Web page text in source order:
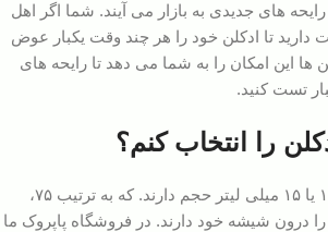
های جدیدی به بازار می آیند. شما اگر اهل
تا ادکلن خود را هر چند وقت یکبار عوض
ها این امکان را به شما می دهد تا رایحه های
تست کنید.
را انتخاب کنم؟
دست ریز ها عموما ۵، ۱۰ یا ۱۵ میلی لیتر حجم دارند. که به ترتیب ۷۵،
ادکلن را درون شیشه خود دارند. در فروشگاه پاپروک ما